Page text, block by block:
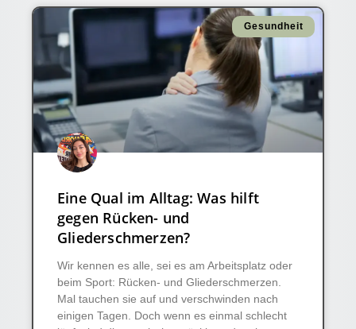
Gesundheit
Eine Qual im Alltag: Was hilft
gegen Rücken- und
Gliederschmerzen?
Wir kennen es alle, sei es am Arbeitsplatz oder
beim Sport: Rücken- und Gliederschmerzen.
Mal tauchen sie auf und verschwinden nach
einigen Tagen. Doch wenn es einmal schlecht